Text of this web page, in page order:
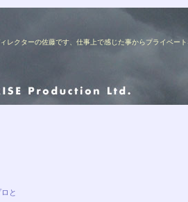
レクターの佐藤です、仕事上で感じた事からプライベー
と